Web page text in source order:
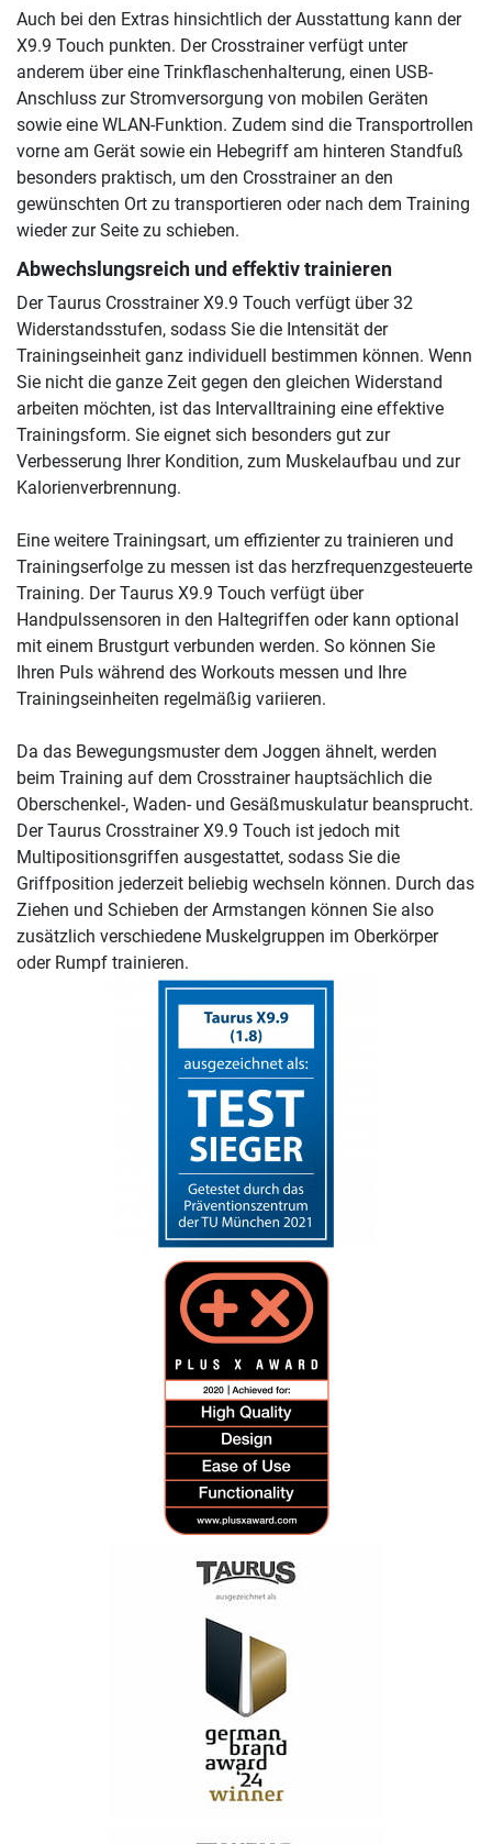
Auch bei den Extras hinsichtlich der Ausstattung kann der
X9.9 Touch punkten. Der Crosstrainer verfügt unter
anderem über eine Trinkflaschenhalterung, einen USB-
Anschluss zur Stromversorgung von mobilen Geräten
sowie eine WLAN-Funktion. Zudem sind die Transportrollen
vorne am Gerät sowie ein Hebegriff am hinteren Standfuß
besonders praktisch, um den Crosstrainer an den
gewünschten Ort zu transportieren oder nach dem Training
wieder zur Seite zu schieben.
Abwechslungsreich und effektiv trainieren
Der Taurus Crosstrainer X9.9 Touch verfügt über 32
Widerstandsstufen, sodass Sie die Intensität der
Trainingseinheit ganz individuell bestimmen können. Wenn
Sie nicht die ganze Zeit gegen den gleichen Widerstand
arbeiten möchten, ist das Intervalltraining eine effektive
Trainingsform. Sie eignet sich besonders gut zur
Verbesserung Ihrer Kondition, zum Muskelaufbau und zur
Kalorienverbrennung.
Eine weitere Trainingsart, um effizienter zu trainieren und
Trainingserfolge zu messen ist das herzfrequenzgesteuerte
Training. Der Taurus X9.9 Touch verfügt über
Handpulssensoren in den Haltegriffen oder kann optional
mit einem Brustgurt verbunden werden. So können Sie
Ihren Puls während des Workouts messen und Ihre
Trainingseinheiten regelmäßig variieren.
Da das Bewegungsmuster dem Joggen ähnelt, werden
beim Training auf dem Crosstrainer hauptsächlich die
Oberschenkel-, Waden- und Gesäßmuskulatur beansprucht.
Der Taurus Crosstrainer X9.9 Touch ist jedoch mit
Multipositionsgriffen ausgestattet, sodass Sie die
Griffposition jederzeit beliebig wechseln können. Durch das
Ziehen und Schieben der Armstangen können Sie also
zusätzlich verschiedene Muskelgruppen im Oberkörper
oder Rumpf trainieren.